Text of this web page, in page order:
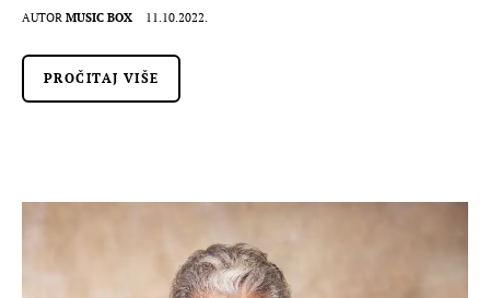
AUTOR MUSIC BOX 11.10.2022.
PROČITAJ VIŠE